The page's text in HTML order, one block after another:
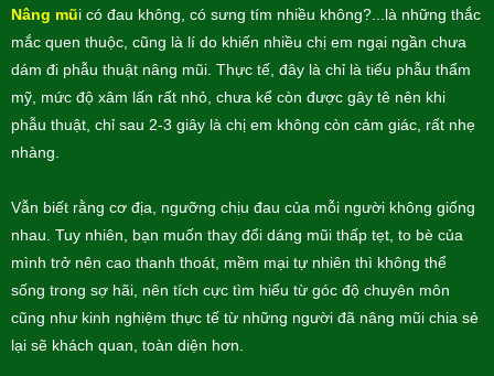
Nâng mũi có đau không, có sưng tím nhiều không?...là những thắc
mắc quen thuộc, cũng là lí do khiến nhiều chị em ngại ngần chưa
dám đi phẫu thuật nâng mũi. Thực tế, đây là chỉ là tiểu phẫu thẩm
mỹ, mức độ xâm lấn rất nhỏ, chưa kể còn được gây tê nên khi
phẫu thuật, chỉ sau 2-3 giây là chị em không còn cảm giác, rất nhẹ
nhàng.
Vẫn biết rằng cơ địa, ngưỡng chịu đau của mỗi người không giống
nhau. Tuy nhiên, bạn muốn thay đổi dáng mũi thấp tẹt, to bè của
mình trở nên cao thanh thoát, mềm mại tự nhiên thì không thể
sống trong sợ hãi, nên tích cực tìm hiểu từ góc độ chuyên môn
cũng như kinh nghiệm thực tế từ những người đã nâng mũi chia sẻ
lại sẽ khách quan, toàn diện hơn.